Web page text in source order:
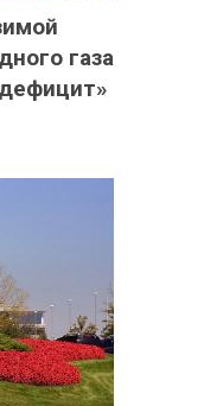
газа